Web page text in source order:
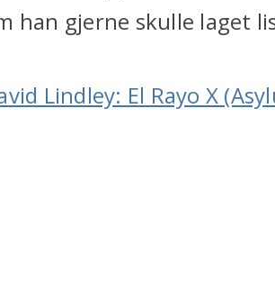
han gjerne skulle laget
Lindley: El Rayo X